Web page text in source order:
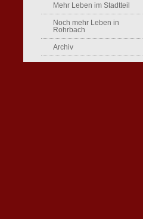
Mehr Leben im Stadtteil
Noch mehr Leben in
Rohrbach
Archiv